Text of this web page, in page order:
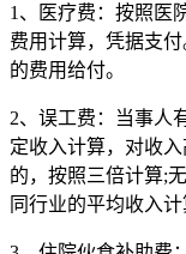
1、医疗费：按照医
费用计算，凭据支
的费用给付。
2、误工费：当事人
定收入计算，对收
的，按照三倍计算;
同行业的平均收入计